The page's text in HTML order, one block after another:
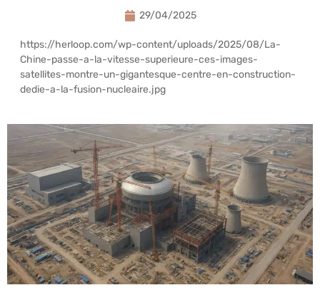
29/04/2025
https://herloop.com/wp-content/uploads/2025/08/La-
Chine-passe-a-la-vitesse-superieure-ces-images-
satellites-montre-un-gigantesque-centre-en-construction-
dedie-a-la-fusion-nucleaire.jpg